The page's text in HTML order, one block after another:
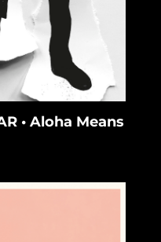
• Aloha Means